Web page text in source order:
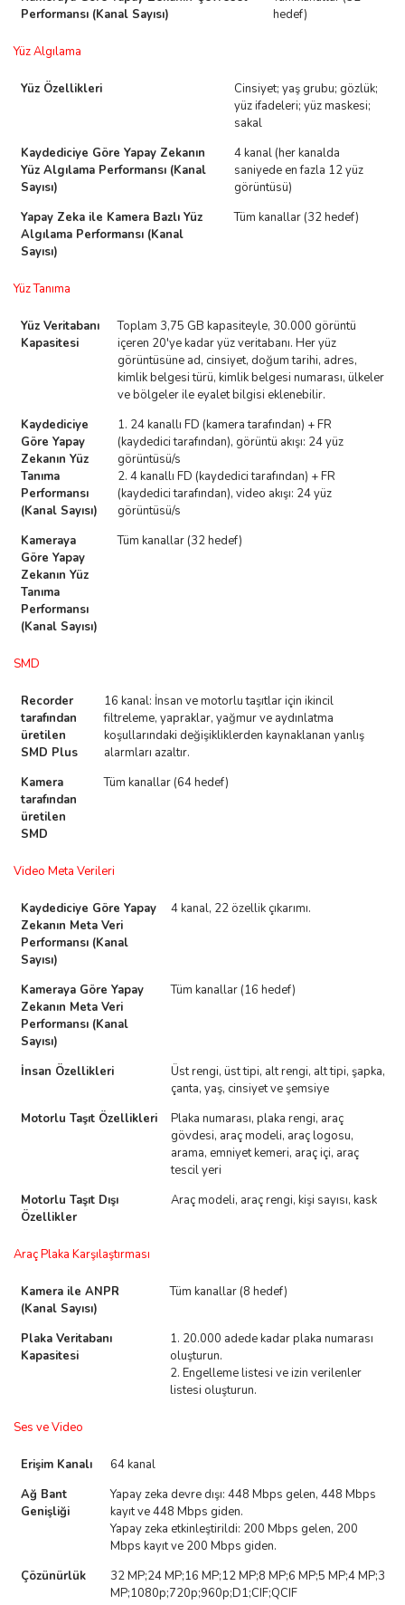
Performansı (Kanal Sayısı)
hedef)
Yüz Algılama
Yüz Özellikleri
Cinsiyet; yaş grubu; gözlük;
yüz ifadeleri; yüz maskesi;
sakal
Kaydediciye Göre Yapay Zekanın
Yüz Algılama Performansı (Kanal
Sayısı)
4 kanal (her kanalda
saniyede en fazla 12 yüz
görüntüsü)
Yapay Zeka ile Kamera Bazlı Yüz
Algılama Performansı (Kanal
Sayısı)
Tüm kanallar (32 hedef)
Yüz Tanıma
Yüz Veritabanı
Kapasitesi
Toplam 3,75 GB kapasiteyle, 30.000 görüntü
içeren 20'ye kadar yüz veritabanı. Her yüz
görüntüsüne ad, cinsiyet, doğum tarihi, adres,
kimlik belgesi türü, kimlik belgesi numarası, ülkeler
ve bölgeler ile eyalet bilgisi eklenebilir.
Kaydediciye
Göre Yapay
Zekanın Yüz
Tanıma
Performansı
(Kanal Sayısı)
1. 24 kanallı FD (kamera tarafından) + FR
(kaydedici tarafından), görüntü akışı: 24 yüz
görüntüsü/s
2. 4 kanallı FD (kaydedici tarafından) + FR
(kaydedici tarafından), video akışı: 24 yüz
görüntüsü/s
Kameraya
Göre Yapay
Zekanın Yüz
Tanıma
Performansı
(Kanal Sayısı)
Tüm kanallar (32 hedef)
SMD
Recorder
tarafından
üretilen
SMD Plus
16 kanal: İnsan ve motorlu taşıtlar için ikincil
filtreleme, yapraklar, yağmur ve aydınlatma
koşullarındaki değişikliklerden kaynaklanan yanlış
alarmları azaltır.
Kamera
tarafından
üretilen
SMD
Tüm kanallar (64 hedef)
Video Meta Verileri
Kaydediciye Göre Yapay
Zekanın Meta Veri
Performansı (Kanal
Sayısı)
4 kanal, 22 özellik çıkarımı.
Kameraya Göre Yapay
Zekanın Meta Veri
Performansı (Kanal
Sayısı)
Tüm kanallar (16 hedef)
İnsan Özellikleri
Üst rengi, üst tipi, alt rengi, alt tipi, şapka,
çanta, yaş, cinsiyet ve şemsiye
Motorlu Taşıt Özellikleri
Plaka numarası, plaka rengi, araç
gövdesi, araç modeli, araç logosu,
arama, emniyet kemeri, araç içi, araç
tescil yeri
Motorlu Taşıt Dışı
Özellikler
Araç modeli, araç rengi, kişi sayısı, kask
Araç Plaka Karşılaştırması
Kamera ile ANPR
(Kanal Sayısı)
Tüm kanallar (8 hedef)
Plaka Veritabanı
Kapasitesi
1. 20.000 adede kadar plaka numarası
oluşturun.
2. Engelleme listesi ve izin verilenler
listesi oluşturun.
Ses ve Video
Erişim Kanalı
64 kanal
Ağ Bant
Genişliği
Yapay zeka devre dışı: 448 Mbps gelen, 448 Mbps
kayıt ve 448 Mbps giden.
Yapay zeka etkinleştirildi: 200 Mbps gelen, 200
Mbps kayıt ve 200 Mbps giden.
Çözünürlük
32 MP;24 MP;16 MP;12 MP;8 MP;6 MP;5 MP;4 MP;3
MP;1080p;720p;960p;D1;CIF;QCIF